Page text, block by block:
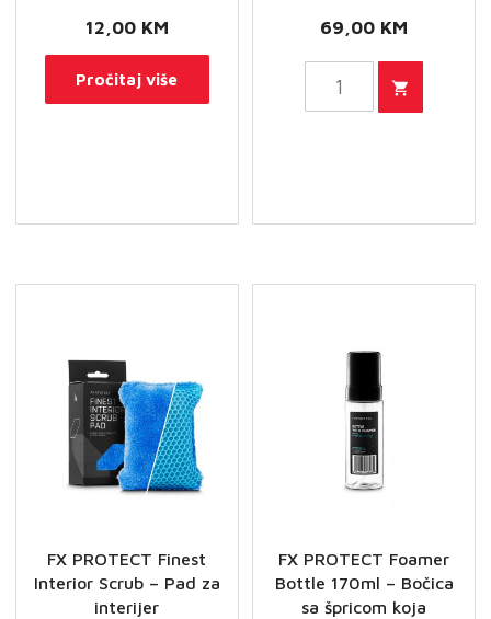
12,00 KM
Pročitaj više
69,00 KM
PROTECT
5L
FX PROTECT Finest
Interior Scrub – Pad za
interijer
FX PROTECT Foamer
Bottle 170ml – Bočica
sa špricom koja